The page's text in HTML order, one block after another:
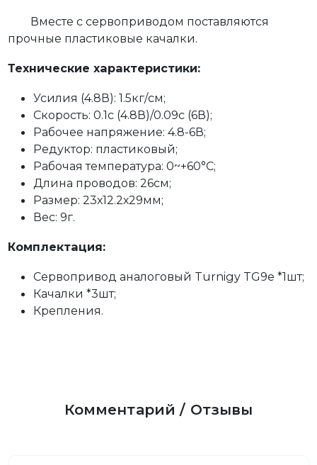
Вместе с сервоприводом поставляются
прочные пластиковые качалки.
Технические характеристики:
Усилия (4.8В): 1.5кг/см;
Скорость: 0.1с (4.8В)/0.09с (6В);
Рабочее напряжение: 4.8-6В;
Редуктор: пластиковый;
Рабочая температура: 0~+60°C;
Длина проводов: 26см;
Размер: 23х12.2х29мм;
Вес: 9г.
Комплектация:
Сервопривод аналоговый Turnigy TG9e *1шт;
Качалки *3шт;
Крепления.
Комментарий / Отзывы